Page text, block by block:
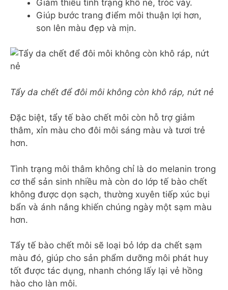
Giảm thiểu tình trạng khô nẻ, tróc vảy.
Giúp bước trang điểm môi thuận lợi hơn,
son lên màu đẹp và mịn.
Tẩy da chết để đôi môi không còn khô ráp, nứt nẻ
Đặc biệt, tẩy tế bào chết môi còn hỗ trợ giảm
thâm, xỉn màu cho đôi môi sáng màu và tươi trẻ
hơn.
Tình trạng môi thâm không chỉ là do melanin trong
cơ thể sản sinh nhiều mà còn do lớp tế bào chết
không được dọn sạch, thường xuyên tiếp xúc bụi
bẩn và ánh nắng khiến chúng ngày một sạm màu
hơn.
Tẩy tế bào chết môi sẽ loại bỏ lớp da chết sạm
màu đó, giúp cho sản phẩm dưỡng môi phát huy
tốt được tác dụng, nhanh chóng lấy lại vẻ hồng
hào cho làn môi.